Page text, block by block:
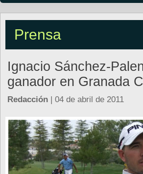
Prensa
Ignacio Sánchez-
ganador en Granada
Redacción | 04 de abril de 2011